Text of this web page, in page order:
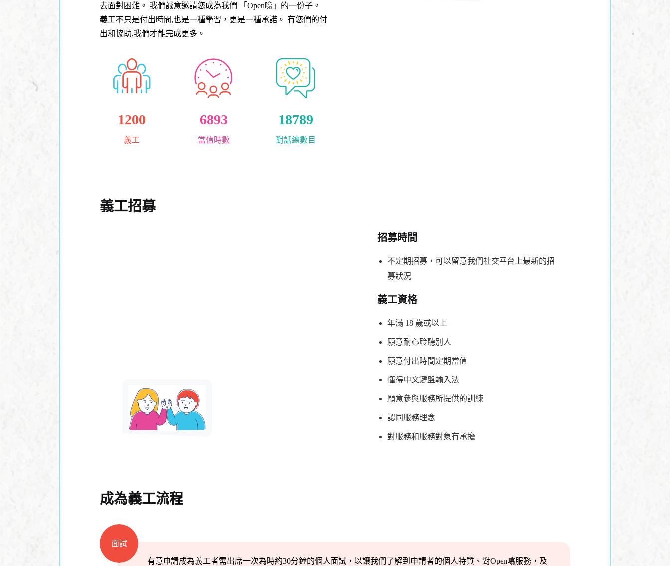
去面對困難。 我們誠意邀請您成為我們 「Open噏」的一份子。
義工不只是付出時間,也是一種學習，更是一種承諾。 有您們的付
出和協助,我們才能完成更多。
1200
義工
6893
當值時數
18789
對話總數目
義工招募
招募時間
不定期招募，可以留意我們社交平台上最新的招
募狀況
義工資格
年滿 18 歲或以上
願意耐心聆聽別人
願意付出時間定期當值
懂得中文鍵盤輸入法
願意參與服務所提供的訓練
認同服務理念
對服務和服務對象有承擔
成為義工流程
面試
有意申請成為義工者需出席一次為時約30分鐘的個人面試，以讓我們了解到申請者的個人特質、對Open噏服務，及